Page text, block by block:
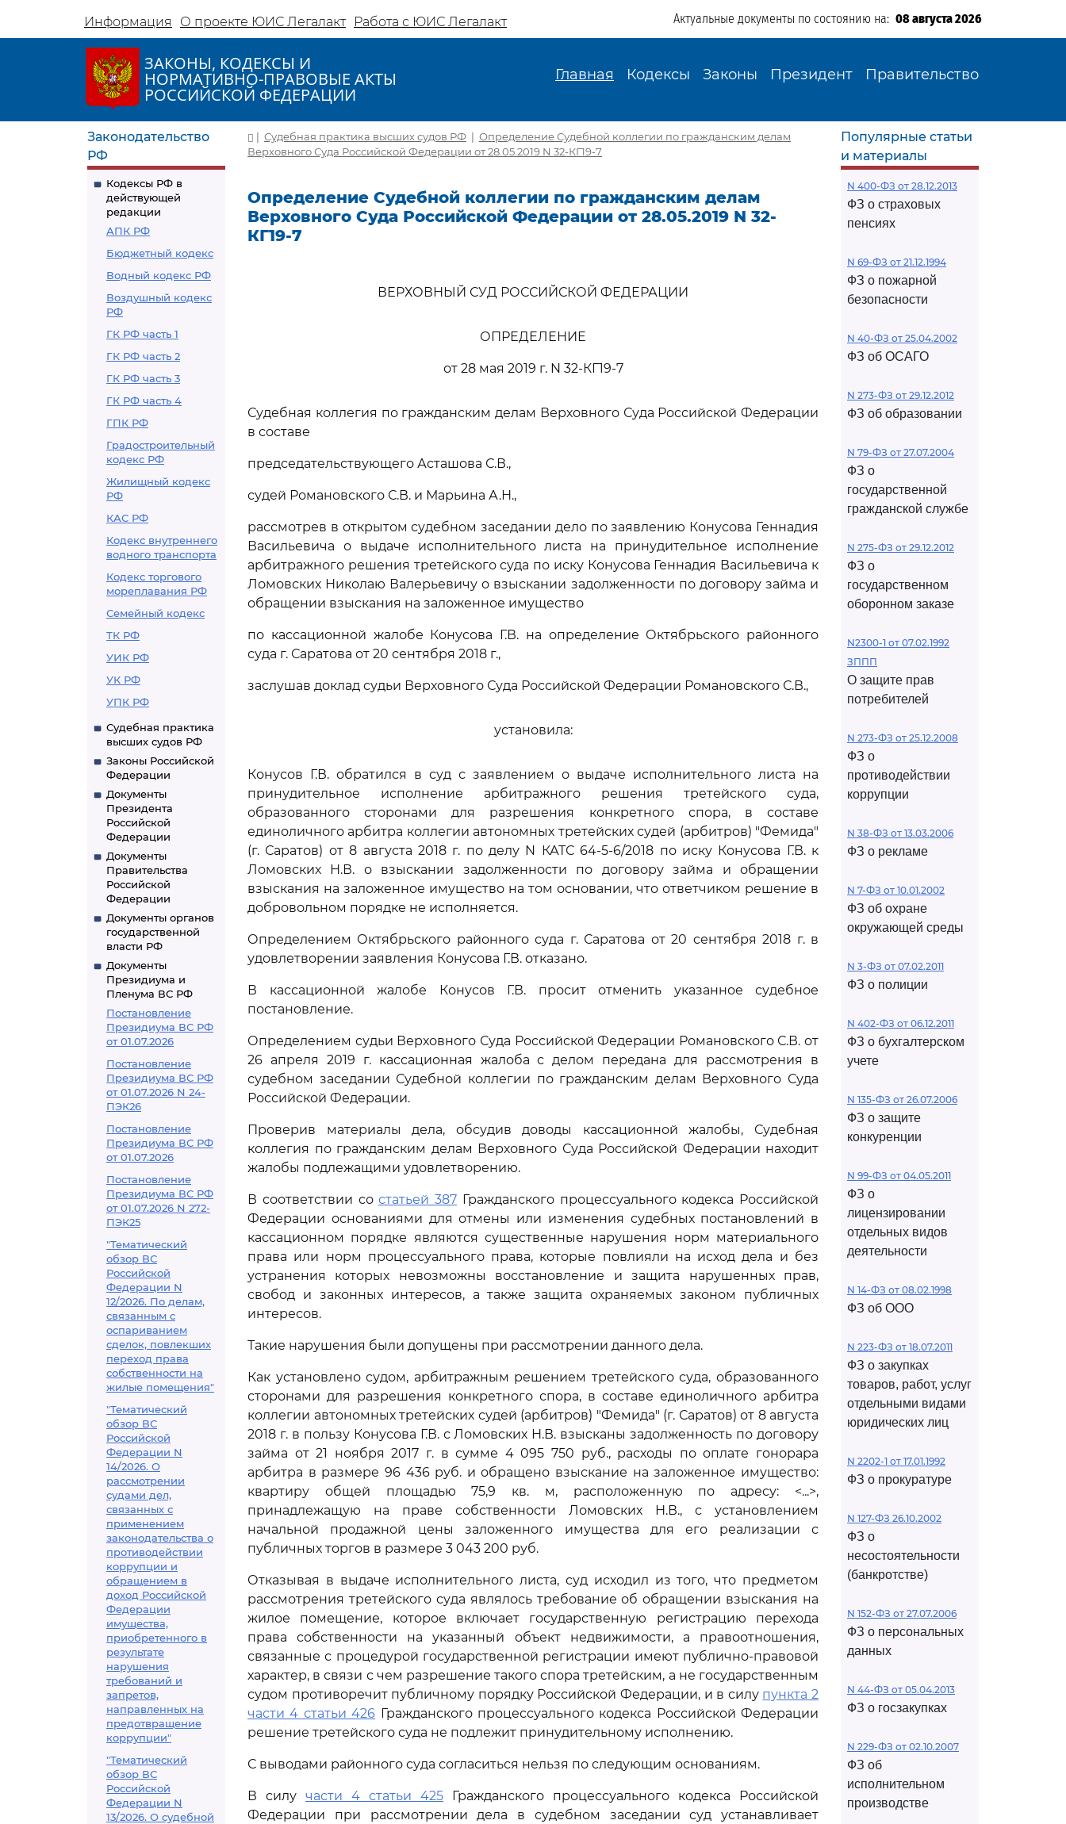
Информация О проекте ЮИС Легалакт Работа с ЮИС Легалакт Актуальные документы по состоянию на: 08 августа 2026
ЗАКОНЫ, КОДЕКСЫ И
НОРМАТИВНО-ПРАВОВЫЕ АКТЫ
РОССИЙСКОЙ ФЕДЕРАЦИИ
Главная Кодексы Законы Президент Правительство
Законодательство
РФ
Кодексы РФ в
действующей
редакции
АПК РФ
Бюджетный кодекс
Водный кодекс РФ
Воздушный кодекс
РФ
ГК РФ часть 1
ГК РФ часть 2
ГК РФ часть 3
ГК РФ часть 4
ГПК РФ
Градостроительный
кодекс РФ
Жилищный кодекс
РФ
КАС РФ
Кодекс внутреннего
водного транспорта
Кодекс торгового
мореплавания РФ
Семейный кодекс
ТК РФ
УИК РФ
УК РФ
УПК РФ
Судебная практика
высших судов РФ
Законы Российской
Федерации
Документы
Президента
Российской
Федерации
Документы
Правительства
Российской
Федерации
Документы органов
государственной
власти РФ
Документы
Президиума и
Пленума ВС РФ
Постановление
Президиума ВС РФ
от 01.07.2026
Постановление
Президиума ВС РФ
от 01.07.2026 N 24-
ПЭК26
Постановление
Президиума ВС РФ
от 01.07.2026
Постановление
Президиума ВС РФ
от 01.07.2026 N 272-
ПЭК25
"Тематический
обзор ВС
Российской
Федерации N
12/2026. По делам,
связанным с
оспариванием
сделок, повлекших
переход права
собственности на
жилые помещения"
"Тематический
обзор ВС
Российской
Федерации N
14/2026. О
рассмотрении
судами дел,
связанных с
применением
законодательства о
противодействии
коррупции и
обращением в
доход Российской
Федерации
имущества,
приобретенного в
результате
нарушения
требований и
запретов,
направленных на
предотвращение
коррупции"
"Тематический
обзор ВС
Российской
Федерации N
13/2026. О судебной
| Судебная практика высших судов РФ | Определение Судебной коллегии по гражданским делам
Верховного Суда Российской Федерации от 28.05.2019 N 32-КГ19-7
Определение Судебной коллегии по гражданским делам
Верховного Суда Российской Федерации от 28.05.2019 N 32-
КГ19-7
ВЕРХОВНЫЙ СУД РОССИЙСКОЙ ФЕДЕРАЦИИ
ОПРЕДЕЛЕНИЕ
от 28 мая 2019 г. N 32-КГ19-7
Судебная коллегия по гражданским делам Верховного Суда Российской Федерации
в составе
председательствующего Асташова С.В.,
судей Романовского С.В. и Марьина А.Н.,
рассмотрев в открытом судебном заседании дело по заявлению Конусова Геннадия
Васильевича о выдаче исполнительного листа на принудительное исполнение
арбитражного решения третейского суда по иску Конусова Геннадия Васильевича к
Ломовских Николаю Валерьевичу о взыскании задолженности по договору займа и
обращении взыскания на заложенное имущество
по кассационной жалобе Конусова Г.В. на определение Октябрьского районного
суда г. Саратова от 20 сентября 2018 г.,
заслушав доклад судьи Верховного Суда Российской Федерации Романовского С.В.,
установила:
Конусов Г.В. обратился в суд с заявлением о выдаче исполнительного листа на
принудительное исполнение арбитражного решения третейского суда,
образованного сторонами для разрешения конкретного спора, в составе
единоличного арбитра коллегии автономных третейских судей (арбитров) "Фемида"
(г. Саратов) от 8 августа 2018 г. по делу N КАТС 64-5-6/2018 по иску Конусова Г.В. к
Ломовских Н.В. о взыскании задолженности по договору займа и обращении
взыскания на заложенное имущество на том основании, что ответчиком решение в
добровольном порядке не исполняется.
Определением Октябрьского районного суда г. Саратова от 20 сентября 2018 г. в
удовлетворении заявления Конусова Г.В. отказано.
В кассационной жалобе Конусов Г.В. просит отменить указанное судебное
постановление.
Определением судьи Верховного Суда Российской Федерации Романовского С.В. от
26 апреля 2019 г. кассационная жалоба с делом передана для рассмотрения в
судебном заседании Судебной коллегии по гражданским делам Верховного Суда
Российской Федерации.
Проверив материалы дела, обсудив доводы кассационной жалобы, Судебная
коллегия по гражданским делам Верховного Суда Российской Федерации находит
жалобы подлежащими удовлетворению.
В соответствии состатьей 387 Гражданского процессуального кодекса Российской
Федерации основаниями для отмены или изменения судебных постановлений в
кассационном порядке являются существенные нарушения норм материального
права или норм процессуального права, которые повлияли на исход дела и без
устранения которых невозможны восстановление и защита нарушенных прав,
свобод и законных интересов, а также защита охраняемых законом публичных
интересов.
Такие нарушения были допущены при рассмотрении данного дела.
Как установлено судом, арбитражным решением третейского суда, образованного
сторонами для разрешения конкретного спора, в составе единоличного арбитра
коллегии автономных третейских судей (арбитров) "Фемида" (г. Саратов) от 8 августа
2018 г. в пользу Конусова Г.В. с Ломовских Н.В. взысканы задолженность по договору
займа от 21 ноября 2017 г. в сумме 4 095 750 руб., расходы по оплате гонорара
арбитра в размере 96 436 руб. и обращено взыскание на заложенное имущество:
квартиру общей площадью 75,9 кв. м, расположенную по адресу: <...>,
принадлежащую на праве собственности Ломовских Н.В., с установлением
начальной продажной цены заложенного имущества для его реализации с
публичных торгов в размере 3 043 200 руб.
Отказывая в выдаче исполнительного листа, суд исходил из того, что предметом
рассмотрения третейского суда являлось требование об обращении взыскания на
жилое помещение, которое включает государственную регистрацию перехода
права собственности на указанный объект недвижимости, а правоотношения,
связанные с процедурой государственной регистрации имеют публично-правовой
характер, в связи с чем разрешение такого спора третейским, а не государственным
судом противоречит публичному порядку Российской Федерации, и в силу пункта 2
части 4 статьи 426 Гражданского процессуального кодекса Российской Федерации
решение третейского суда не подлежит принудительному исполнению.
С выводами районного суда согласиться нельзя по следующим основаниям.
В силу части 4 статьи 425 Гражданского процессуального кодекса Российской
Федерации при рассмотрении дела в судебном заседании суд устанавливает
Популярные статьи
и материалы
N 400-ФЗ от 28.12.2013
ФЗ о страховых
пенсиях
N 69-ФЗ от 21.12.1994
ФЗ о пожарной
безопасности
N 40-ФЗ от 25.04.2002
ФЗ об ОСАГО
N 273-ФЗ от 29.12.2012
ФЗ об образовании
N 79-ФЗ от 27.07.2004
ФЗ о
государственной
гражданской службе
N 275-ФЗ от 29.12.2012
ФЗ о
государственном
оборонном заказе
N2300-1 от 07.02.1992
ЗППП
О защите прав
потребителей
N 273-ФЗ от 25.12.2008
ФЗ о
противодействии
коррупции
N 38-ФЗ от 13.03.2006
ФЗ о рекламе
N 7-ФЗ от 10.01.2002
ФЗ об охране
окружающей среды
N 3-ФЗ от 07.02.2011
ФЗ о полиции
N 402-ФЗ от 06.12.2011
ФЗ о бухгалтерском
учете
N 135-ФЗ от 26.07.2006
ФЗ о защите
конкуренции
N 99-ФЗ от 04.05.2011
ФЗ о
лицензировании
отдельных видов
деятельности
N 14-ФЗ от 08.02.1998
ФЗ об ООО
N 223-ФЗ от 18.07.2011
ФЗ о закупках
товаров, работ, услуг
отдельными видами
юридических лиц
N 2202-1 от 17.01.1992
ФЗ о прокуратуре
N 127-ФЗ 26.10.2002
ФЗ о
несостоятельности
(банкротстве)
N 152-ФЗ от 27.07.2006
ФЗ о персональных
данных
N 44-ФЗ от 05.04.2013
ФЗ о госзакупках
N 229-ФЗ от 02.10.2007
ФЗ об
исполнительном
производстве